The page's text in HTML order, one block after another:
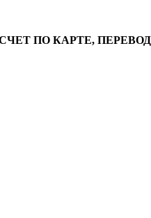
ПО КАРТЕ,